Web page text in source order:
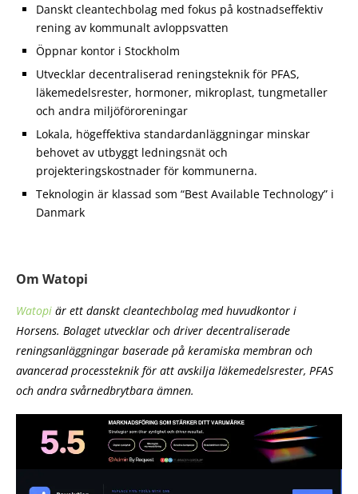
Danskt cleantechbolag med fokus på kostnadseffektiv
rening av kommunalt avloppsvatten
Öppnar kontor i Stockholm
Utvecklar decentraliserad reningsteknik för PFAS,
läkemedelsrester, hormoner, mikroplast, tungmetaller
och andra miljöföroreningar
Lokala, högeffektiva standardanläggningar minskar
behovet av utbyggt ledningsnät och
projekteringskostnader för kommunerna.
Teknologin är klassad som “Best Available Technology” i
Danmark
Om Watopi
Watopi är ett danskt cleantechbolag med huvudkontor i
Horsens. Bolaget utvecklar och driver decentraliserade
reningsanläggningar baserade på keramiska membran och
avancerad processteknik för att avskilja läkemedelsrester, PFAS
och andra svårnedbrytbara ämnen.